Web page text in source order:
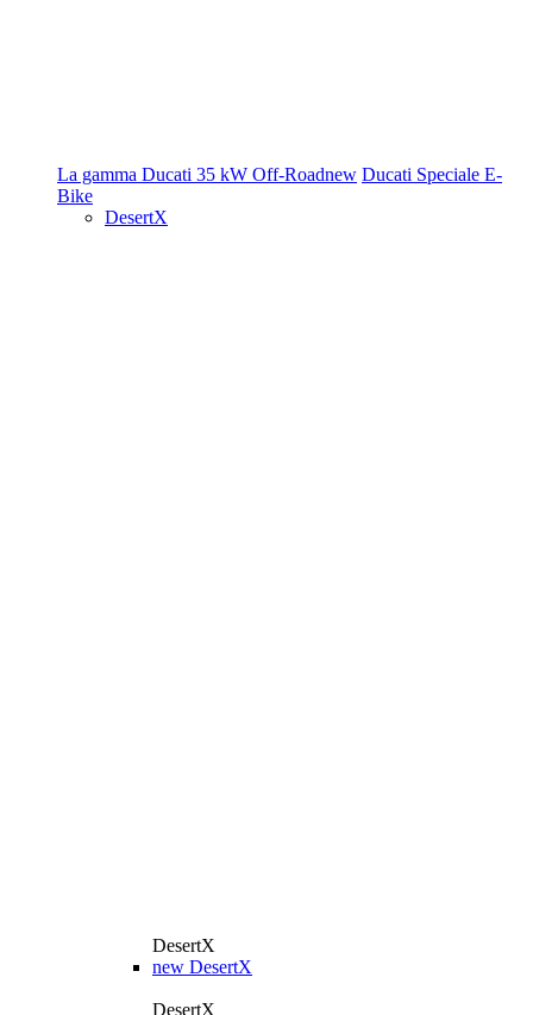
La gamma Ducati 35 kW Off-Roadnew Ducati Speciale E-
Bike
DesertX
DesertX
new DesertX
DesertX